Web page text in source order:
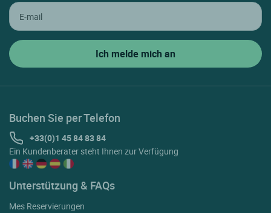
Buchen Sie per Telefon
+33(0)1 45 84 83 84
Ein Kundenberater steht Ihnen zur Verfügung
Unterstützung & FAQs
Mes Reservierungen